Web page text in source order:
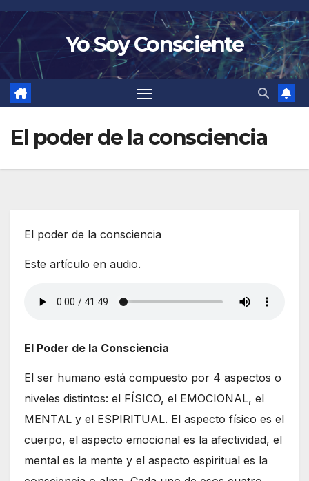
Saltar
contenido
Yo Soy Consciente
El poder de la consciencia
El poder de la consciencia
Este artículo en audio.
El Poder de la Consciencia
El ser humano está compuesto por 4 aspectos o
niveles distintos: el FÍSICO, el EMOCIONAL, el
MENTAL y el ESPIRITUAL. El aspecto físico es el
cuerpo, el aspecto emocional es la afectividad, el
mental es la mente y el aspecto espiritual es la